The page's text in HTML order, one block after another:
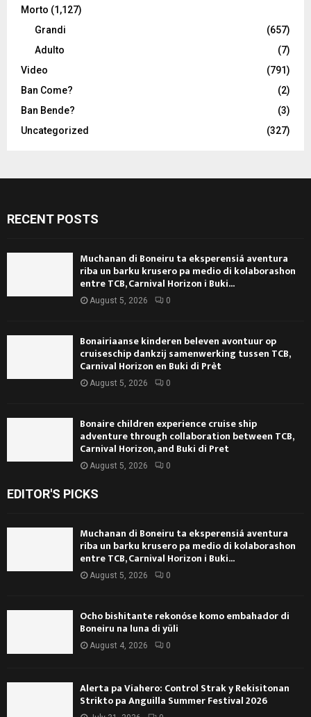
Morto (1,127)
Grandi
(657)
Adulto
(7)
Video
(791)
Ban Come?
(2)
Ban Bende?
(3)
Uncategorized
(327)
RECENT POSTS
Muchanan di Boneiru ta eksperensiá aventura
riba un barku krusero pa medio di kolaborashon
entre TCB, Carnival Horizon i Buki...
August 5, 2026 0
Bonairiaanse kinderen beleven avontuur op
cruiseschip dankzij samenwerking tussen TCB,
Carnival Horizon en Buki di Prèt
August 5, 2026 0
Bonaire children experience cruise ship
adventure through collaboration between TCB,
Carnival Horizon, and Buki di Pret
August 5, 2026 0
EDITOR'S PICKS
Muchanan di Boneiru ta eksperensiá aventura
riba un barku krusero pa medio di kolaborashon
entre TCB, Carnival Horizon i Buki...
August 5, 2026 0
Ocho bishitante rekonóse komo embahador di
Boneiru na luna di yüli
August 4, 2026 0
Alerta pa Viahero: Control Strak y Rekisitonan
Strikto pa Anguilla Summer Festival 2026